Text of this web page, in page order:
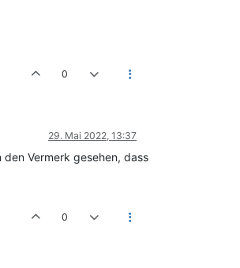
0
29. Mai 2022, 13:37
Vermerk gesehen, dass
0